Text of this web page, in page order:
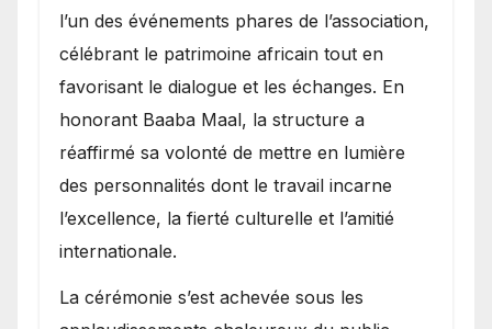
l’un des événements phares de l’association,
célébrant le patrimoine africain tout en
favorisant le dialogue et les échanges. En
honorant Baaba Maal, la structure a
réaffirmé sa volonté de mettre en lumière
des personnalités dont le travail incarne
l’excellence, la fierté culturelle et l’amitié
internationale.
​La cérémonie s’est achevée sous les